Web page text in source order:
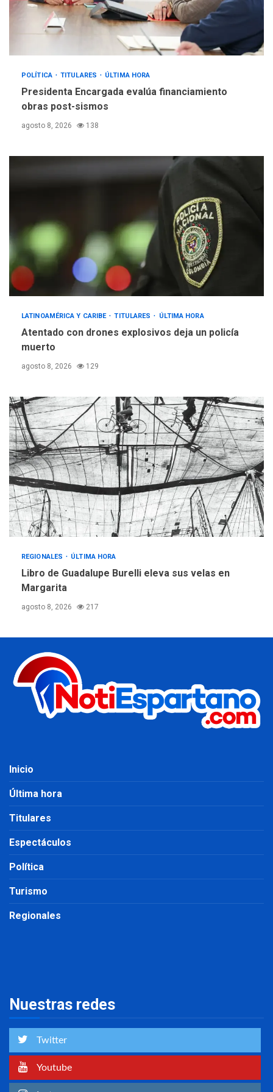
POLÍTICA TITULARES ÚLTIMA HORA
Presidenta Encargada evalúa financiamiento
obras post-sismos
agosto 8, 2026 138
LATINOAMÉRICA Y CARIBE TITULARES ÚLTIMA HORA
Atentado con drones explosivos deja un policía
muerto
agosto 8, 2026 129
REGIONALES ÚLTIMA HORA
Libro de Guadalupe Burelli eleva sus velas en
Margarita
agosto 8, 2026 217
Inicio
Última hora
Titulares
Espectáculos
Política
Turismo
Regionales
Nuestras redes
Twitter
Youtube